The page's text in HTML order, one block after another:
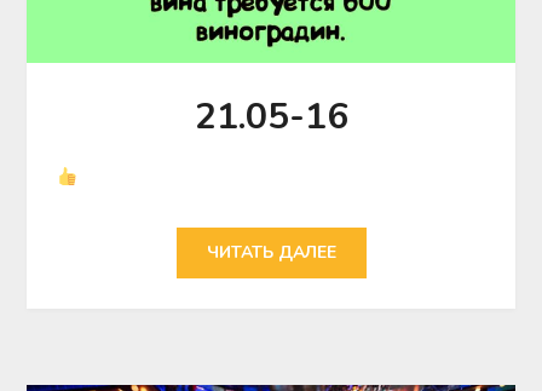
21.05-16
ЧИТАТЬ ДАЛЕЕ